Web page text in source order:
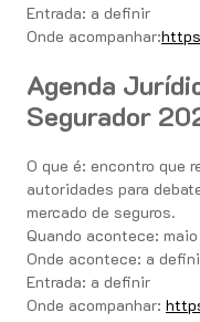
Entrada: a definir
Onde acompanhar:
Agenda
Segurador
O que é: encontro que
autoridades para
mercado de seguros.
Quando acontece:
Onde acontece: a
Entrada: a definir
Onde acompanhar: